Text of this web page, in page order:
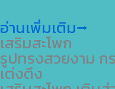
อ่านเพิ่มเติม⭢
เสริมสะโพก
รูปทรงสวยงาม ก
เต่งตึง